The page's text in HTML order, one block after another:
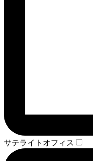
サテライトオフィス